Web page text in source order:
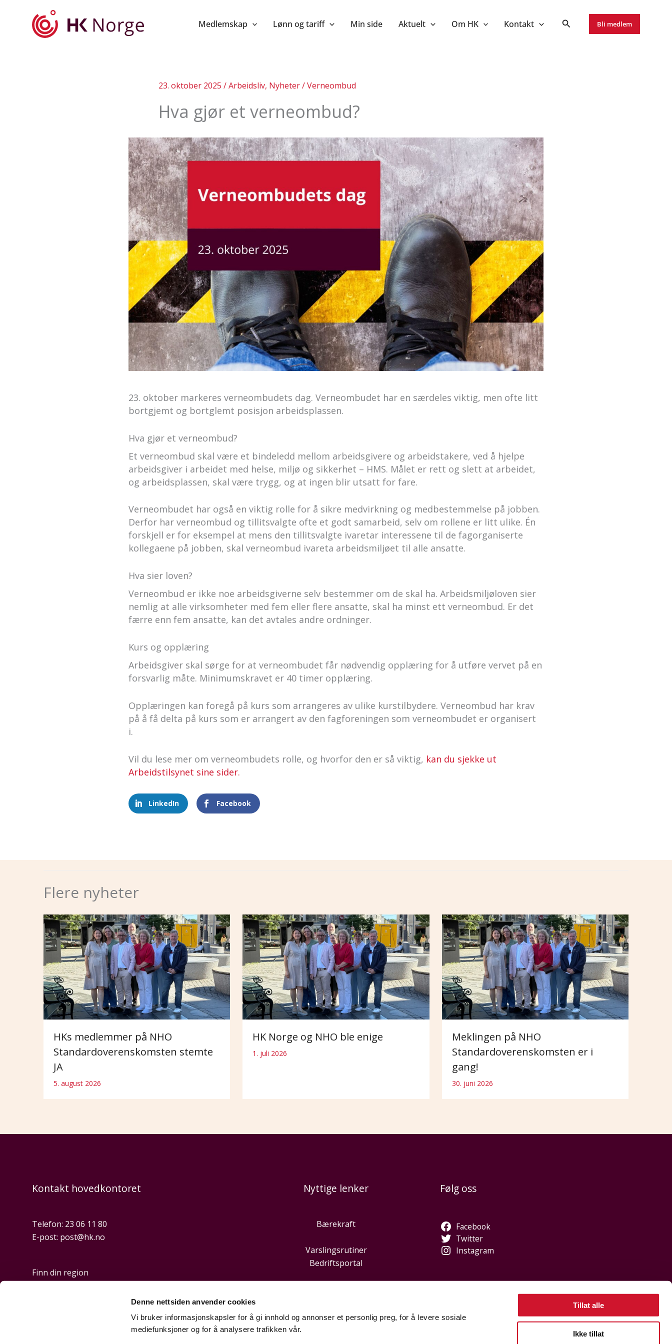
Denne nettsiden anvender cookies
Vi bruker informasjonskapsler for å gi innhold og annonser et personlig preg, for å levere sosiale
mediefunksjoner og for å analysere trafikken vår.
Tillat alle
Ikke tillat
Medlemskap Lønn og tariff Min side Aktuelt Om HK Kontakt Bli medlem
23. oktober 2025 /Arbeidsliv, Nyheter/Verneombud
Hva gjør et verneombud?
23. oktober markeres verneombudets dag. Verneombudet har en særdeles viktig, men ofte litt
bortgjemt og bortglemt posisjon arbeidsplassen.
Hva gjør et verneombud?
Et verneombud skal være et bindeledd mellom arbeidsgivere og arbeidstakere, ved å hjelpe
arbeidsgiver i arbeidet med helse, miljø og sikkerhet – HMS. Målet er rett og slett at arbeidet,
og arbeidsplassen, skal være trygg, og at ingen blir utsatt for fare.
Verneombudet har også en viktig rolle for å sikre medvirkning og medbestemmelse på jobben.
Derfor har verneombud og tillitsvalgte ofte et godt samarbeid, selv om rollene er litt ulike. Én
forskjell er for eksempel at mens den tillitsvalgte ivaretar interessene til de fagorganiserte
kollegaene på jobben, skal verneombud ivareta arbeidsmiljøet til alle ansatte.
Hva sier loven?
Verneombud er ikke noe arbeidsgiverne selv bestemmer om de skal ha. Arbeidsmiljøloven sier
nemlig at alle virksomheter med fem eller flere ansatte, skal ha minst ett verneombud. Er det
færre enn fem ansatte, kan det avtales andre ordninger.
Kurs og opplæring
Arbeidsgiver skal sørge for at verneombudet får nødvendig opplæring for å utføre vervet på en
forsvarlig måte. Minimumskravet er 40 timer opplæring.
Opplæringen kan foregå på kurs som arrangeres av ulike kurstilbydere. Verneombud har krav
på å få delta på kurs som er arrangert av den fagforeningen som verneombudet er organisert
i.
Vil du lese mer om verneombudets rolle, og hvorfor den er så viktig, kan du sjekke ut
Arbeidstilsynet sine sider.
LinkedIn Facebook
Flere nyheter
HKs medlemmer på NHO
Standardoverenskomsten stemte
JA
5. august 2026
HK Norge og NHO ble enige
1. juli 2026
Meklingen på NHO
Standardoverenskomsten er i
gang!
30. juni 2026
Kontakt hovedkontoret
Telefon: 23 06 11 80
E-post: post@hk.no
Finn din region
Nyttige lenker
Bærekraft
Varslingsrutiner
Bedriftsportal
Følg oss
Facebook
Twitter
Instagram
Hei, jeg heter Sidsel. Hva kan jeg hjelpe med?